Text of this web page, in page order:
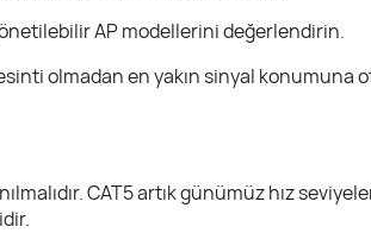
AP modellerini değerlendirin.
olmadan en yakın sinyal konumuna
CAT5 artık günümüz hız